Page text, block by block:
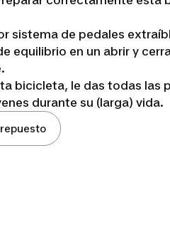
sistema de pedales
equilibrio en un abrir y
bicicleta, le das todas las
durante su (larga) vida.